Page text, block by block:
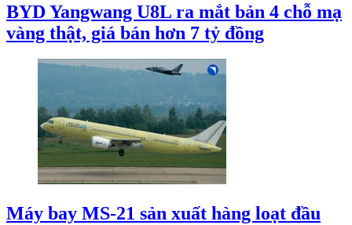
BYD Yangwang U8L ra mắt bản 4 chỗ mạ
vàng thật, giá bán hơn 7 tỷ đồng
Máy bay MS-21 sản xuất hàng loạt đầu